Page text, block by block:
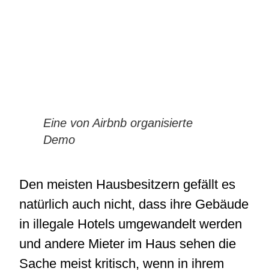
Eine von Airbnb organisierte
Demo
Den meisten Hausbesitzern gefällt es
natürlich auch nicht, dass ihre Gebäude
in illegale Hotels umgewandelt werden
und andere Mieter im Haus sehen die
Sache meist kritisch, wenn in ihrem